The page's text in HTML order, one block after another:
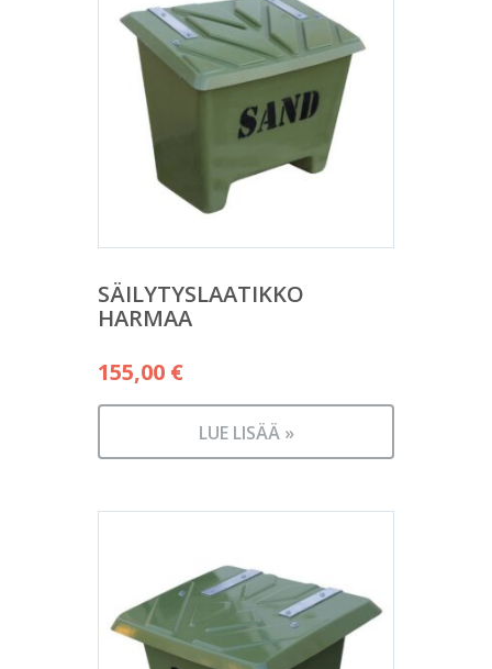
SÄILYTYSLAATIKKO
HARMAA
155,00 €
LUE LISÄÄ »